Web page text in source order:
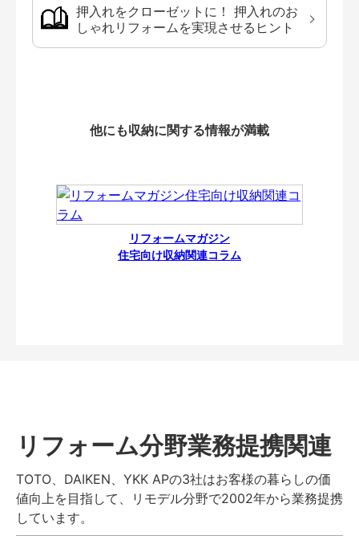
押入れをクローゼットに！ 押入れのお
しゃれリフォームを実現させるヒント
他にも収納に関する情報が満載
リフォームマガジン
住宅向け収納関連コラム
リフォーム分野業務提携関連
TOTO、DAIKEN、YKK APの3社はお客様の暮らしの価
値向上を目指して、リモデル分野で2002年から業務提携
しています。